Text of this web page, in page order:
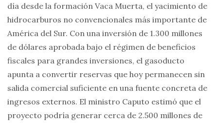
día desde la formación Vaca Muerta, el yacimiento de
hidrocarburos no convencionales más importante de
América del Sur. Con una inversión de 1.300 millones
de dólares aprobada bajo el régimen de beneficios
fiscales para grandes inversiones, el gasoducto
apunta a convertir reservas que hoy permanecen sin
salida comercial suficiente en una fuente concreta de
ingresos externos. El ministro Caputo estimó que el
proyecto podría generar cerca de 2.500 millones de